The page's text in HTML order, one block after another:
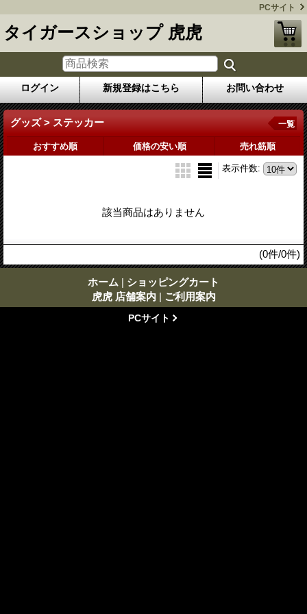
PCサイト
タイガースショップ 虎虎
ログイン 新規登録はこちら お問い合わせ
グッズ > ステッカー 一覧
おすすめ順 価格の安い順 売れ筋順
表示件数:
該当商品はありません
(0件/0件)
ホーム | ショッピングカート
虎虎 店舗案内 | ご利用案内
PCサイト